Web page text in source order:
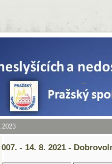
007. - 14. 8. 2021 -